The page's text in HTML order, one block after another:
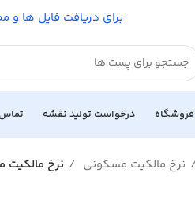
برای دریافت فایل ها و
فروشگاه درخواست تولید نقشه تماس
نرخ مالکیت مسکونی نرخ مالکیت